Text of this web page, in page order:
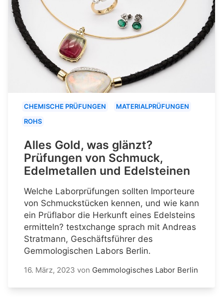
CHEMISCHE PRÜFUNGEN
MATERIALPRÜFUNGEN
ROHS
Alles Gold, was glänzt?
Prüfungen von Schmuck,
Edelmetallen und Edelsteinen
Welche Laborprüfungen sollten Importeure
von Schmuckstücken kennen, und wie kann
ein Prüflabor die Herkunft eines Edelsteins
ermitteln? testxchange sprach mit Andreas
Stratmann, Geschäftsführer des
Gemmologischen Labors Berlin.
16. März, 2023 von Gemmologisches Labor Berlin